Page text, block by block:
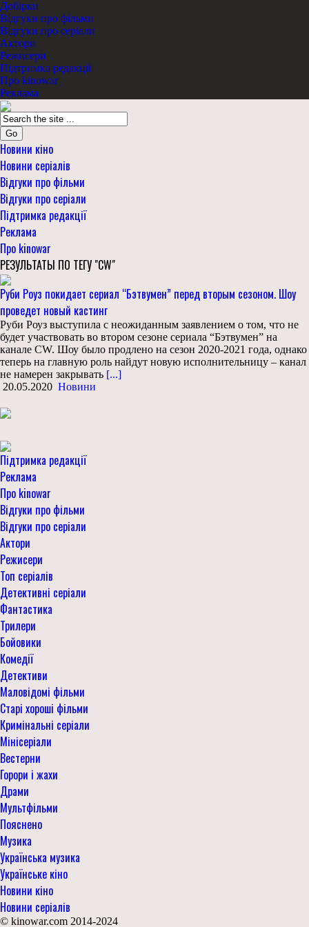
Добірки
Відгуки про фільми
Відгуки про серіали
Актори
Режисери
Підтримка редакції
Про kinowar
Реклама
Go
Новини кіно
Новини серіалів
Відгуки про фільми
Відгуки про серіали
Підтримка редакції
Реклама
Про kinowar
РЕЗУЛЬТАТЫ ПО ТЕГУ "CW"
Руби Роуз покидает сериал “Бэтвумен” перед вторым сезоном. Шоу
проведет новый кастинг
Руби Роуз выступила с неожиданным заявлением о том, что не
будет участвовать во втором сезоне сериала “Бэтвумен” на
канале CW. Шоу было продлено на сезон 2020-2021 года, однако
теперь на главную роль найдут новую исполнительницу – канал
не намерен закрывать [...]
20.05.2020 Новини
Підтримка редакції
Реклама
Про kinowar
Відгуки про фільми
Відгуки про серіали
Актори
Режисери
Топ серіалів
Детективні серіали
Фантастика
Трилери
Бойовики
Комедії
Детективи
Маловідомі фільми
Старі хороші фільми
Кримінальні серіали
Мінісеріали
Вестерни
Горори і жахи
Драми
Мультфільми
Пояснено
Музика
Українська музика
Українське кіно
Новини кіно
Новини серіалів
© kinowar.com 2014-2024